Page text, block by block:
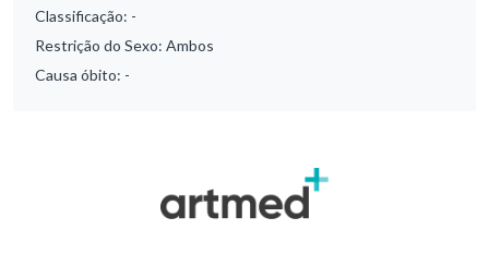
Classificação: -
Restrição do Sexo: Ambos
Causa óbito: -